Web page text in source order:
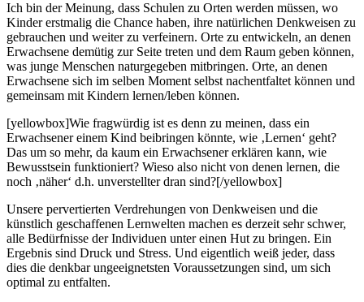
Ich bin der Meinung, dass Schulen zu Orten werden müssen, wo
Kinder erstmalig die Chance haben, ihre natürlichen Denkweisen zu
gebrauchen und weiter zu verfeinern. Orte zu entwickeln, an denen
Erwachsene demütig zur Seite treten und dem Raum geben können,
was junge Menschen naturgegeben mitbringen. Orte, an denen
Erwachsene sich im selben Moment selbst nachentfaltet können und
gemeinsam mit Kindern lernen/leben können.
[yellowbox]Wie fragwürdig ist es denn zu meinen, dass ein
Erwachsener einem Kind beibringen könnte, wie ‚Lernen‘ geht?
Das um so mehr, da kaum ein Erwachsener erklären kann, wie
Bewusstsein funktioniert? Wieso also nicht von denen lernen, die
noch ‚näher‘ d.h. unverstellter dran sind?[/yellowbox]
Unsere pervertierten Verdrehungen von Denkweisen und die
künstlich geschaffenen Lernwelten machen es derzeit sehr schwer,
alle Bedürfnisse der Individuen unter einen Hut zu bringen. Ein
Ergebnis sind Druck und Stress. Und eigentlich weiß jeder, dass
dies die denkbar ungeeignetsten Voraussetzungen sind, um sich
optimal zu entfalten.